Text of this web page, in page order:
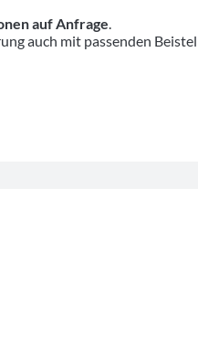
auf Anfrage.
auch mit passenden